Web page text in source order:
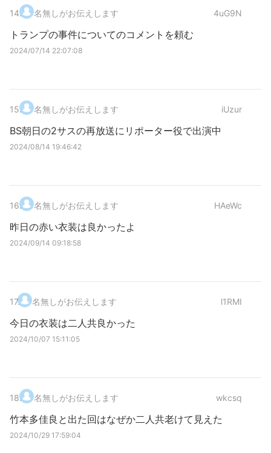
14. 名無しがお伝えします 4uG9N
トランプの事件についてのコメントを頼む
2024/07/14 22:07:08
15. 名無しがお伝えします iUzur
BS朝日の2サスの再放送にリポーター役で出演中
2024/08/14 19:46:42
16. 名無しがお伝えします HAeWc
昨日の赤い衣装は良かったよ
2024/09/14 09:18:58
17. 名無しがお伝えします l1RMI
今日の衣装は二人共良かった
2024/10/07 15:11:05
18. 名無しがお伝えします wkcsq
竹本多佳良と出た回はなぜか二人共老けて見えた
2024/10/29 17:59:04